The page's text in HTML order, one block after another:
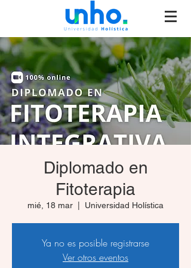
Diplomado en
Fitoterapia
mié, 18 mar Universidad Holística
Ya no es posible registrarse
Ver otros eventos